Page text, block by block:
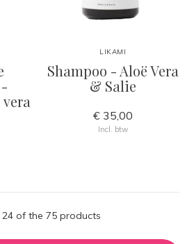
LIKAMI
Shampoo - Aloë Vera
& Salie
€ 35,00
Incl. btw
24 of the 75 products